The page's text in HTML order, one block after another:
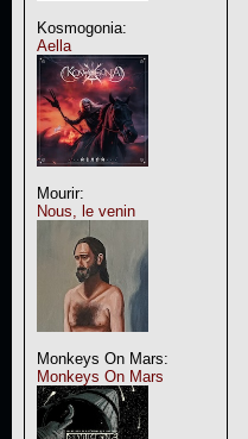
Kosmogonia:
Aella
Mourir:
Nous, le venin
Monkeys On Mars:
Monkeys On Mars